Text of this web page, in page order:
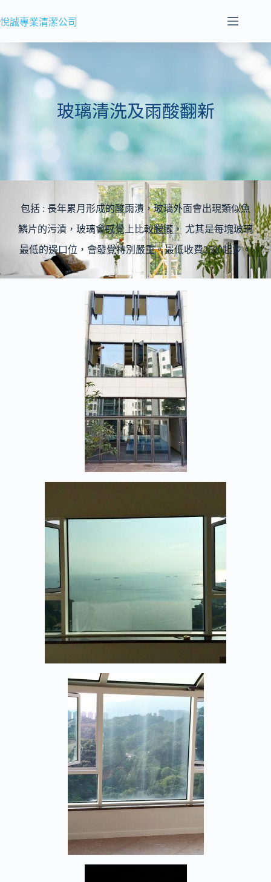
悅誠專業清潔公司
玻璃清洗及雨酸翻新
包括 : 長年累月形成的酸雨漬，玻璃外面會出現類似魚
鱗片的污漬，玻璃會感覺上比較朦朧， 尤其是每塊玻璃
最低的邊口位，會發覺特別嚴重。最低收費2500起步。